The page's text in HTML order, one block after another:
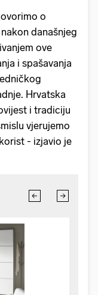
o
današnjeg
ove
i spašavanja
Hrvatska
i tradiciju
vjerujemo
- izjavio je